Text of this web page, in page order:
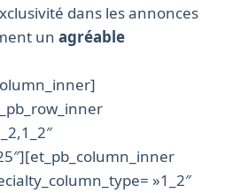
dans les annonces
un agréable
»1_2″